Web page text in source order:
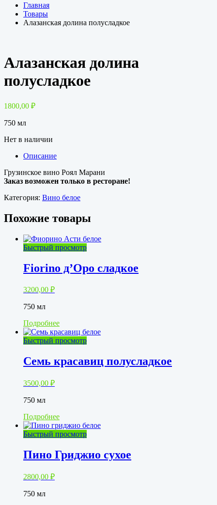
Главная
Товары
Алазанская долина полусладкое
Алазанская долина
полусладкое
1800,00 ₽
750 мл
Нет в наличии
Описание
Грузинское вино Роял Марани
Заказ возможен только в ресторане!
Категория: Вино белое
Похожие товары
Быстрый просмотр
Fiorino д’Оро сладкое
3200,00 ₽
750 мл
Подробнее
Быстрый просмотр
Семь красавиц полусладкое
3500,00 ₽
750 мл
Подробнее
Быстрый просмотр
Пино Гриджио сухое
2800,00 ₽
750 мл